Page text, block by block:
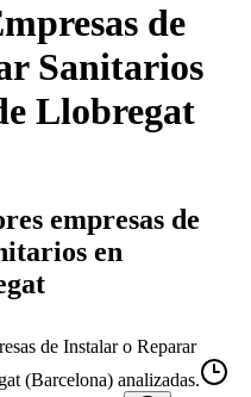
de
Sanitarios
Llobregat
empresas de
en
de Instalar o Reparar
(Barcelona) analizadas.